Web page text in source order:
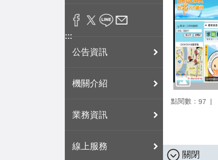
:::
公告資訊
機關介紹
業務資訊
線上服務
點閱數： 97
關閉